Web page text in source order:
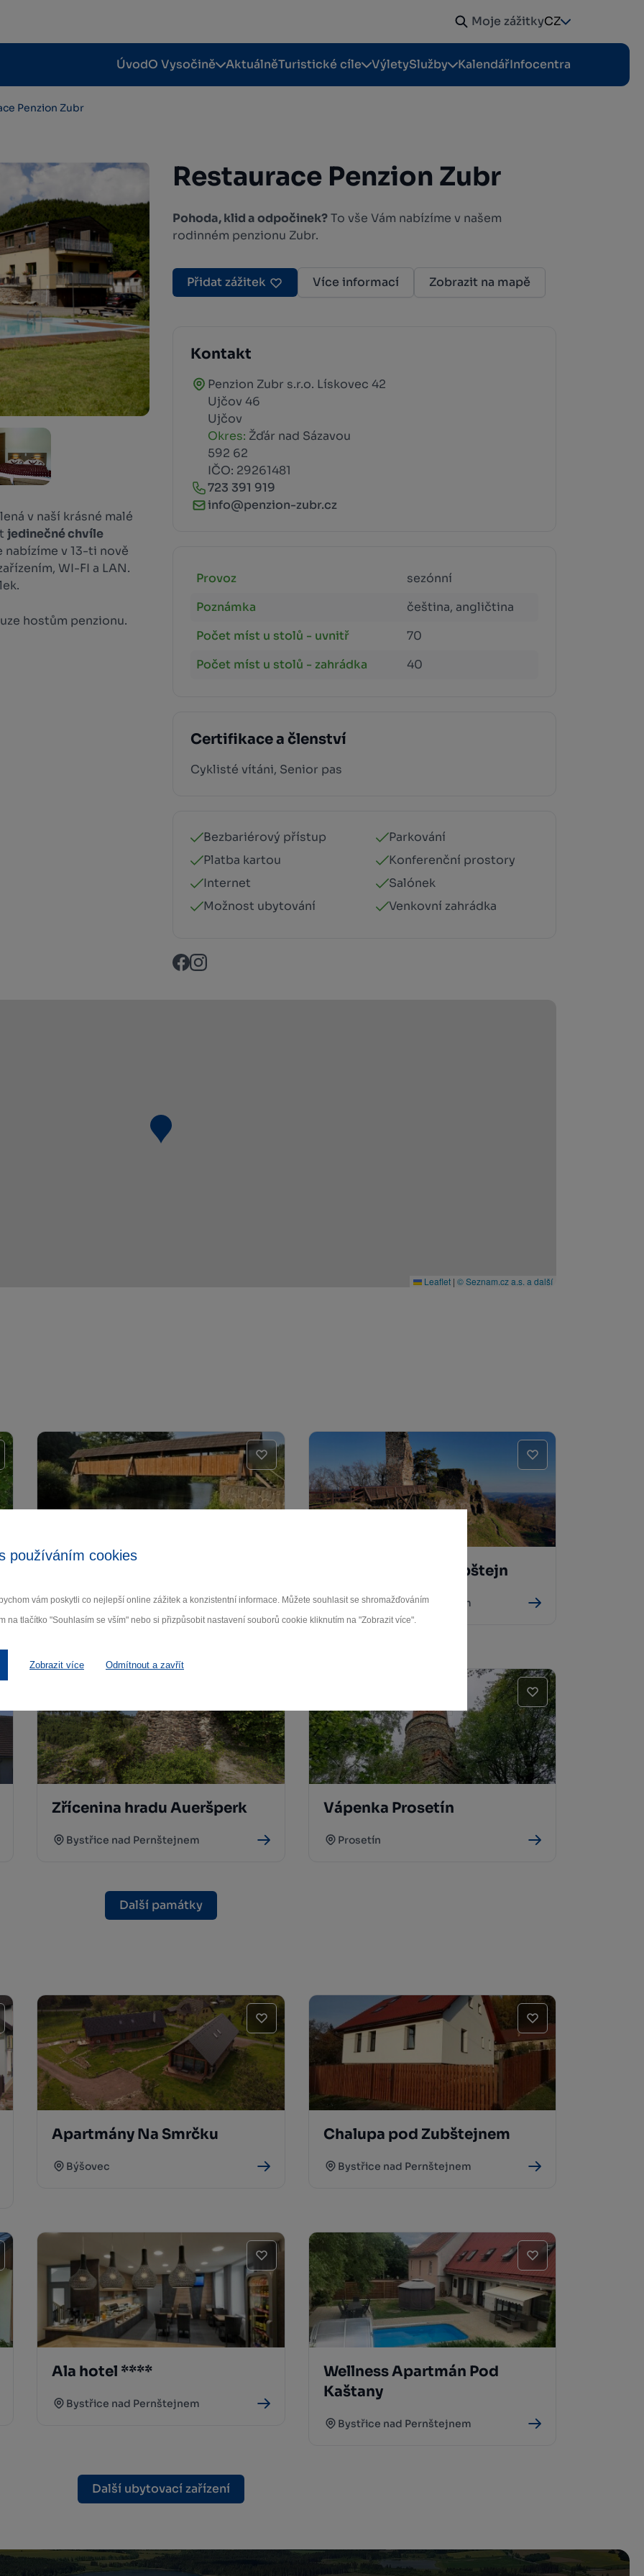
používáním cookies
vám poskytli co nejlepší online zážitek a konzistentní informace. Můžete souhlasit se shromažďováním
na tlačítko "Souhlasím se vším" nebo si přizpůsobit nastavení souborů cookie kliknutím na "Zobrazit více".
Zobrazit více Odmítnout a zavřít
Moje zážitkyCZ
ÚvodO Vysočině AktuálněTuristické cíle VýletySlužby KalendářInfocentra
Penzion Zubr
Restaurace Penzion Zubr
Pohoda, klid a odpočinek?To vše Vám nabízíme v našem
rodinném penzionu Zubr.
Přidat zážitek Více informací Zobrazit na mapě
Kontakt
Penzion Zubr s.r.o. Lískovec 42
Ujčov 46
Ujčov
Okres: Žďár nad Sázavou
592 62
IČO: 29261481
723 391 919
info@penzion-zubr.cz
Provoz
sezónní
Poznámka
čeština, angličtina
Počet míst u stolů - uvnitř
70
Počet míst u stolů - zahrádka
40
Certifikace a členství
Cyklisté vítáni, Senior pas
Bezbariérový přístup
Platba kartou
Internet
Možnost ubytování
Parkování
Konferenční prostory
Salónek
Venkovní zahrádka
v naší krásné malé
jedinečné chvíle
v 13-ti nově
WI-FI a LAN.
hostům penzionu.
Leaflet | © Seznam.cz a.s. a další
Koroužné
Zřícenina hradu Zubštejn
Bystřice nad Pernštejnem
Zřícenina hradu Aueršperk
Bystřice nad Pernštejnem
Vápenka Prosetín
Prosetín
Další památky
Apartmány Na Smrčku
Býšovec
Chalupa pod Zubštejnem
Bystřice nad Pernštejnem
Ala hotel ****
Bystřice nad Pernštejnem
Wellness Apartmán Pod
Kaštany
Bystřice nad Pernštejnem
Další ubytovací zařízení